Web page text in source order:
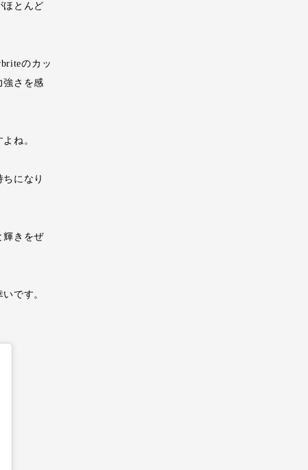
ほとんど
のカッ
強さを感
ね。
になり
輝きをぜ
です。